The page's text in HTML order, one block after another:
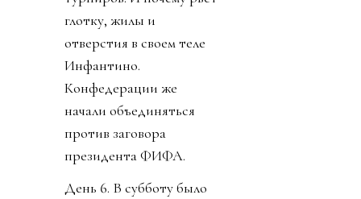
глотку, жилы и
отверстия в своем теле
Инфантино.
Конфедерации же
начали объединяться
против заговора
президента ФИФА.
День 6. В субботу было